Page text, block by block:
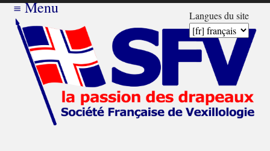
Langues du site
≡Menu